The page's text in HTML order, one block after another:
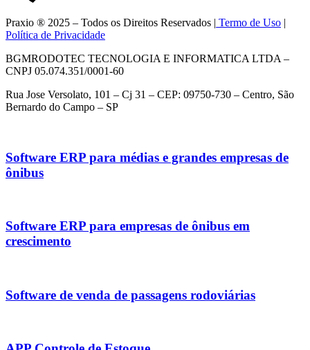
Praxio ® 2025 – Todos os Direitos Reservados | Termo de Uso |
Política de Privacidade
BGMRODOTEC TECNOLOGIA E INFORMATICA LTDA –
CNPJ 05.074.351/0001-60
Rua Jose Versolato, 101 – Cj 31 – CEP: 09750-730 – Centro, São
Bernardo do Campo – SP
Software ERP para médias e grandes empresas de
ônibus
Software ERP para empresas de ônibus em
crescimento
Software de venda de passagens rodoviárias